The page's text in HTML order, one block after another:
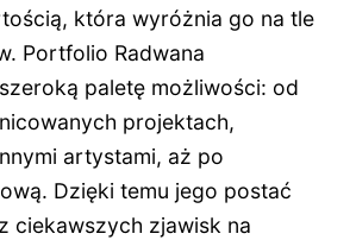
która wyróżnia go na tle
Portfolio Radwana
paletę możliwości: od
projektach,
artystami, aż po
Dzięki temu jego postać
ciekawszych zjawisk na